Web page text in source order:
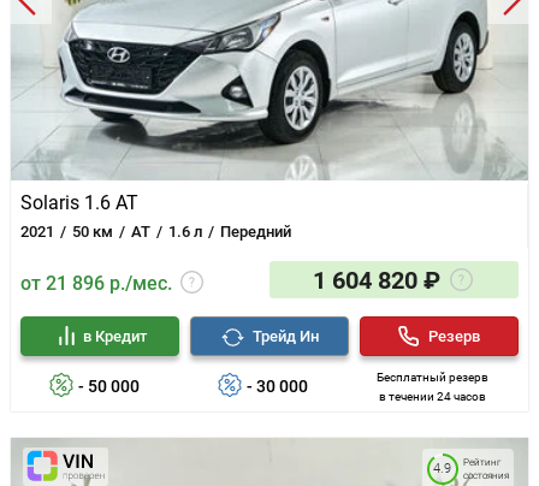
Solaris 1.6 AT
2021 50 км AT 1.6 л Передний
от 21 896 р./мес. 1 604 820 ₽
- 50 000
в Кредит
- 30 000
Трейд Ин
Бесплатный резерв
в течении 24 часов
Резерв
Рейтинг
состояния
4.9